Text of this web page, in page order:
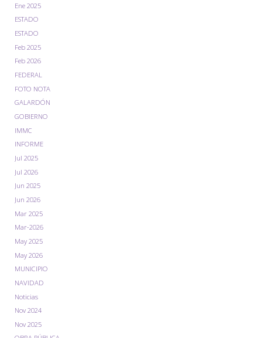
Ene 2025
ESTADO
ESTADO
Feb 2025
Feb 2026
FEDERAL
FOTO NOTA
GALARDÓN
GOBIERNO
IMMC
INFORME
Jul 2025
Jul 2026
Jun 2025
Jun 2026
Mar 2025
Mar-2026
May 2025
May 2026
MUNICIPIO
NAVIDAD
Noticias
Nov 2024
Nov 2025